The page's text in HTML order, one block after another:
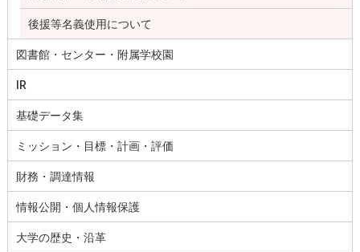
後援等名義使用について
図書館・センター・附属学校園
IR
基礎データ集
ミッション・目標・計画・評価
財務・調達情報
情報公開・個人情報保護
大学の歴史・沿革